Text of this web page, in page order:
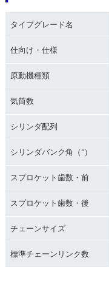
タイプグレード名
仕向け・仕様
原動機種類
気筒数
シリンダ配列
シリンダバンク角（°）
スプロケット歯数・前
スプロケット歯数・後
チェーンサイズ
標準チェーンリンク数